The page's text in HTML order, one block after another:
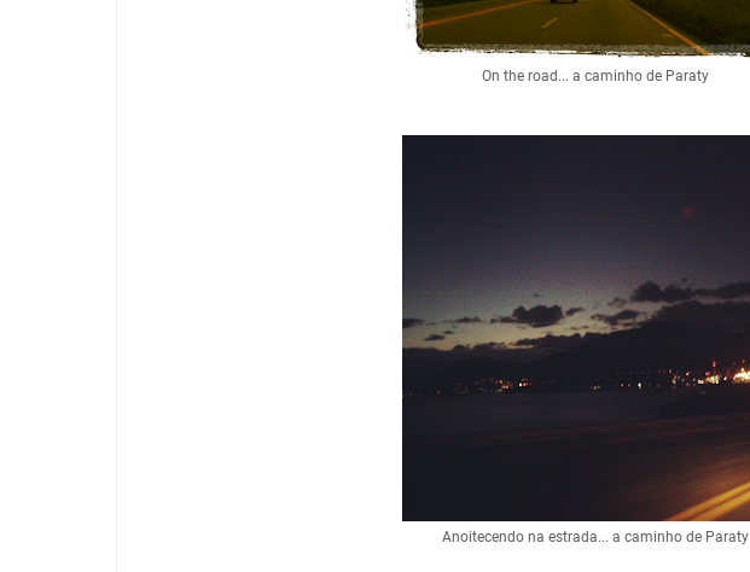
On the road... a caminho de Paraty
Anoitecendo na estrada... a caminho de Paraty